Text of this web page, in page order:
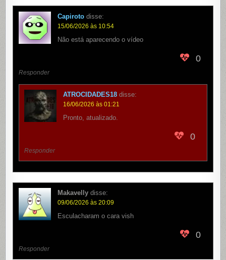
Capiroto disse:
15/06/2026 às 10:54
Não está aparecendo o vídeo
0
Responder
ATROCIDADES18 disse:
16/06/2026 às 01:21
Pronto, atualizado.
0
Responder
Makavelly disse:
09/06/2026 às 20:09
Esculacharam o cara vish
0
Responder